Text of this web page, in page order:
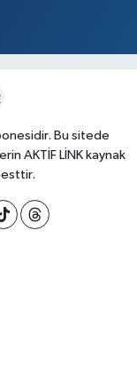
Bu sitede
AKTİF LİNK kaynak